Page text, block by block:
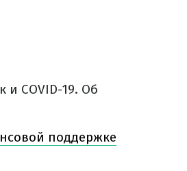
COVID-19. Об
поддержке